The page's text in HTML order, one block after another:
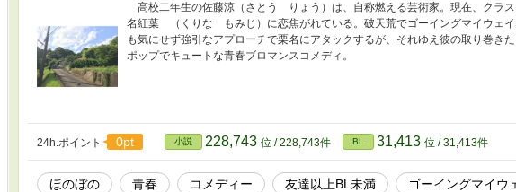
高校二年生の佐藤涼（さとう りょう）は、自称燃える芸術家。現在、クラ
名紅葉 （くりな もみじ）に恋焦がれている。破天荒でゴーイングマイウェイ
も気にせず強引なアプローチで栗名にアタックするが、それゆえ彼の取り巻
ポップでキュートな青春ブロマンスコメディ。
24h.ポイント 0pt 小説 228,743 位 / 228,743件 BL 31,413 位 / 31,413件
ほのぼの 青春 コメディー 友達以上BL未満 ゴーイングマイウ